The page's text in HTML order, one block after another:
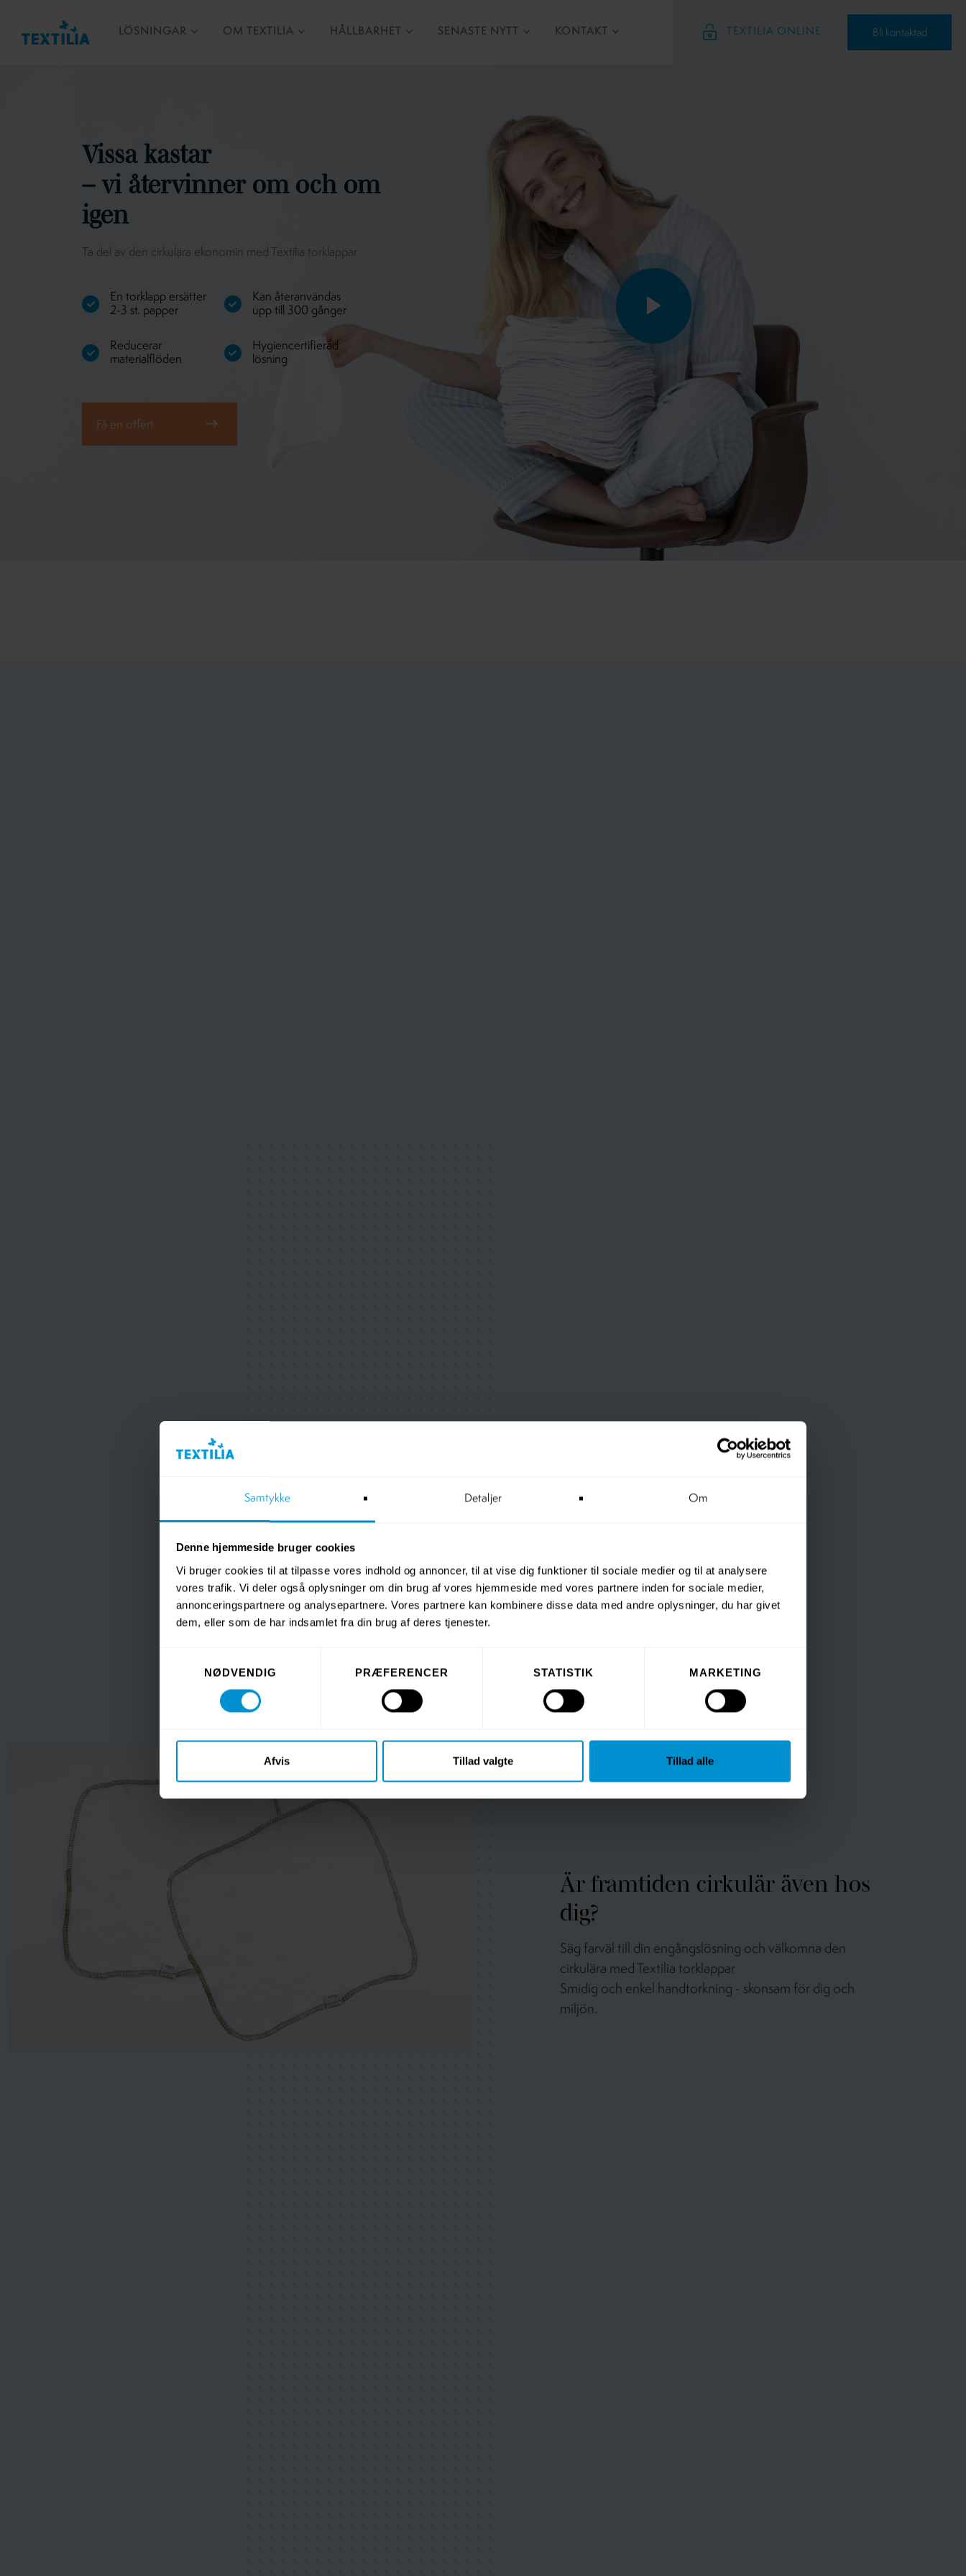
Samtykke Detaljer Om
Denne hjemmeside bruger cookies
Vi bruger cookies til at tilpasse vores indhold og annoncer, til at vise dig funktioner til sociale medier og til at analysere
vores trafik. Vi deler også oplysninger om din brug af vores hjemmeside med vores partnere inden for sociale medier,
annonceringspartnere og analysepartnere. Vores partnere kan kombinere disse data med andre oplysninger, du har givet
dem, eller som de har indsamlet fra din brug af deres tjenester.
NØDVENDIG
PRÆFERENCER STATISTIK MARKETING
Afvis Tillad valgte Tillad alle
LÖSNINGAR OM TEXTILIA HÅLLBARHET SENASTE NYTT KONTAKT TEXTILIA ONLINE Bli kontaktad
Vissa kastar
– vi återvinner om och om
igen
Ta del av den cirkulära ekonomin med Textilia torklappar
En torklapp ersätter
2-3 st. papper
Kan återanvändas
upp till 300 gånger
Reducerar
materialflöden
Hygiencertifierad
lösning
Få en offert
Är framtiden cirkulär även hos
dig?
Säg farväl till din engångslösning och välkomna den
cirkulära med Textilia torklappar
Smidig och enkel handtorkning - skonsam för dig och
miljön.